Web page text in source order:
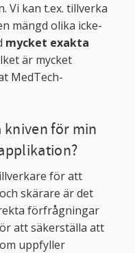
Vi kan t.ex. tillverka
mängd olika icke-
mycket exakta
är mycket
MedTech-
kniven för min
för att
skärare är det
förfrågningar
att säkerställa att
uppfyller